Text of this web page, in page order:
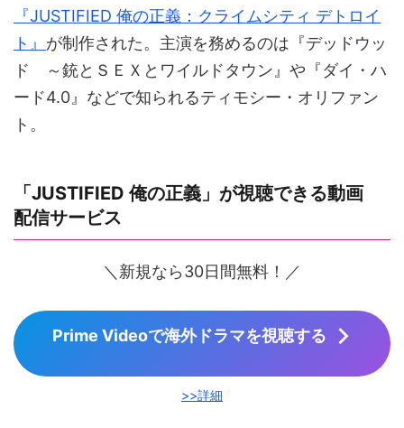
『JUSTIFIED 俺の正義：クライムシティ デトロイ
ト』 が制作された。主演を務めるのは『デッドウッ
ド ～銃とＳＥＸとワイルドタウン』や『ダイ・ハ
ード4.0』などで知られるティモシー・オリファン
ト。
「JUSTIFIED 俺の正義」が視聴できる動画
配信サービス
＼新規なら30日間無料！／
Prime Videoで海外ドラマを視聴する
>>詳細